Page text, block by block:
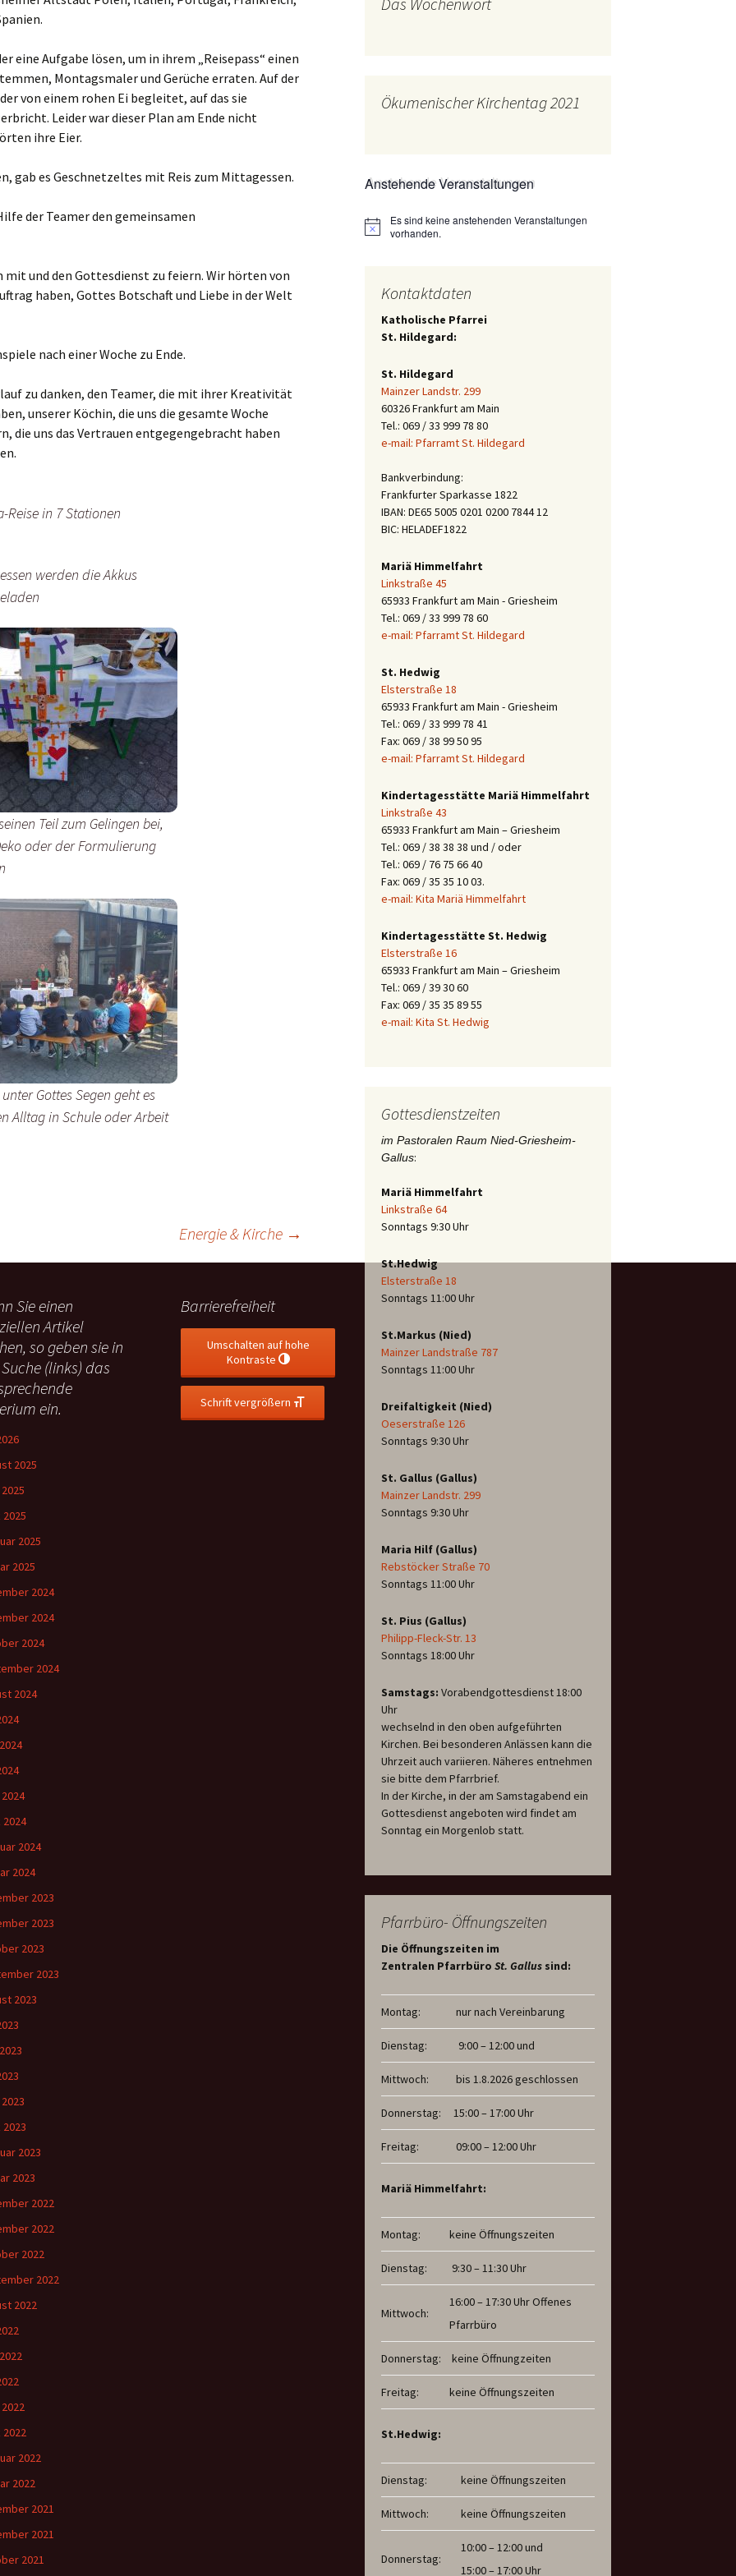
Hedwigsforum (ext. Link)
Link)
Ev. Kirche Griesheim (ext.
Stadtkirche Frankfurt
Dompfarrei St.
Bartholomäus (ext. Link)
Caritas Frankfurt (ext.
Link)
Kirchenzeitung Limburg
Jugendkirche Jona (ext.
Link)
Wir sind Kirche (ext. Link)
Vereinsring Griesheim
(ext. Link)
2021
PGR – Wahl 2015
und Kirche Mariä Himmelfahrt
Kirche St. Hedwig
Das Pfarrhaus
(St.Hedwig)
Himmelfahrt
Trauung Hilfenetz Nied-Griesheim
Arbeitnehmerkirche
Spielkreise /
Eltern-Kind-Gruppe
Die Robusten
Unser Wochenwort
Limburg
Startseite Arbeitsgruppen
eine Aufgabe lösen, um in ihrem „Reisepass“ einen
Montagsmaler und Gerüche erraten. Auf der
von einem rohen Ei begleitet, auf das sie
Leider war dieser Plan am Ende nicht
ihre Eier.
gab es Geschnetzeltes mit Reis zum Mittagessen.
der Teamer den gemeinsamen
mit und den Gottesdienst zu feiern. Wir hörten von
haben, Gottes Botschaft und Liebe in der Welt
nach einer Woche zu Ende.
zu danken, den Teamer, die mit ihrer Kreativität
unserer Köchin, die uns die gesamte Woche
die uns das Vertrauen entgegengebracht haben
Reise in 7 Stationen
werden die Akkus
Teil zum Gelingen bei,
oder der Formulierung
Gottes Segen geht es
Alltag in Schule oder Arbeit
Energie & Kirche →
Ökumenischer Kirchentag 2021
Anstehende Veranstaltungen
Hinweis
Es sind keine anstehenden Veranstaltungen
vorhanden.
Kontaktdaten
Katholische Pfarrei
St. Hildegard:
St. Hildegard
Mainzer Landstr. 299
60326 Frankfurt am Main
Tel.: 069 / 33 999 78 80
e-mail: Pfarramt St. Hildegard
Bankverbindung:
Frankfurter Sparkasse 1822
IBAN: DE65 5005 0201 0200 7844 12
BIC: HELADEF1822
Mariä Himmelfahrt
Linkstraße 45
65933 Frankfurt am Main - Griesheim
Tel.: 069 / 33 999 78 60
e-mail: Pfarramt St. Hildegard
St. Hedwig
Elsterstraße 18
65933 Frankfurt am Main - Griesheim
Tel.: 069 / 33 999 78 41
Fax: 069 / 38 99 50 95
e-mail: Pfarramt St. Hildegard
Kindertagesstätte Mariä Himmelfahrt
Linkstraße 43
65933 Frankfurt am Main – Griesheim
Tel.: 069 / 38 38 38 und / oder
Tel.: 069 / 76 75 66 40
Fax: 069 / 35 35 10 03.
e-mail: Kita Mariä Himmelfahrt
Kindertagesstätte St. Hedwig
Elsterstraße 16
65933 Frankfurt am Main – Griesheim
Tel.: 069 / 39 30 60
Fax: 069 / 35 35 89 55
e-mail: Kita St. Hedwig
Gottesdienstzeiten
im Pastoralen Raum Nied-Griesheim-
Gallus:
Mariä Himmelfahrt
Linkstraße 64
Sonntags 9:30 Uhr
St.Hedwig
Elsterstraße 18
Sonntags 11:00 Uhr
St.Markus (Nied)
Mainzer Landstraße 787
Sonntags 11:00 Uhr
Dreifaltigkeit (Nied)
Oeserstraße 126
Sonntags 9:30 Uhr
St. Gallus (Gallus)
Mainzer Landstr. 299
Sonntags 9:30 Uhr
Maria Hilf (Gallus)
Rebstöcker Straße 70
Sonntags 11:00 Uhr
St. Pius (Gallus)
Philipp-Fleck-Str. 13
Sonntags 18:00 Uhr
Samstags: Vorabendgottesdienst 18:00
Uhr
wechselnd in den oben aufgeführten
Kirchen. Bei besonderen Anlässen kann die
Uhrzeit auch variieren. Näheres entnehmen
sie bitte dem Pfarrbrief.
In der Kirche, in der am Samstagabend ein
Gottesdienst angeboten wird findet am
Sonntag ein Morgenlob statt.
Pfarrbüro- Öffnungszeiten
Die Öffnungszeiten im
Zentralen Pfarrbüro St. Gallus sind:
Montag: nur nach Vereinbarung
Dienstag: 9:00 – 12:00 und
Mittwoch: bis 1.8.2026 geschlossen
Donnerstag: 15:00 – 17:00 Uhr
Freitag: 09:00 – 12:00 Uhr
Mariä Himmelfahrt:
Montag: keine Öffnungszeiten
Dienstag: 9:30 – 11:30 Uhr
Mittwoch:
16:00 – 17:30 Uhr Offenes
Pfarrbüro
Donnerstag: keine Öffnungzeiten
Freitag: keine Öffnungszeiten
St.Hedwig:
Dienstag: keine Öffnungszeiten
Mittwoch: keine Öffnungszeiten
Donnerstag:
10:00 – 12:00 und
15:00 – 17:00 Uhr
Sie einen
Artikel
so geben sie in
(links) das
ein.
2025
2025
2025
2024
2024
2024
2024
2024
2024
2024
2024
2023
2023
2023
2023
2023
2023
2023
2022
2022
2022
2022
2022
2022
2022
2022
2021
2021
2021
Barrierefreiheit
Umschalten auf hohe
Kontraste
Schrift vergrößern